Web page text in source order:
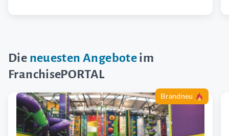
Die neuesten Angeboteim
FranchisePORTAL
Brandneu